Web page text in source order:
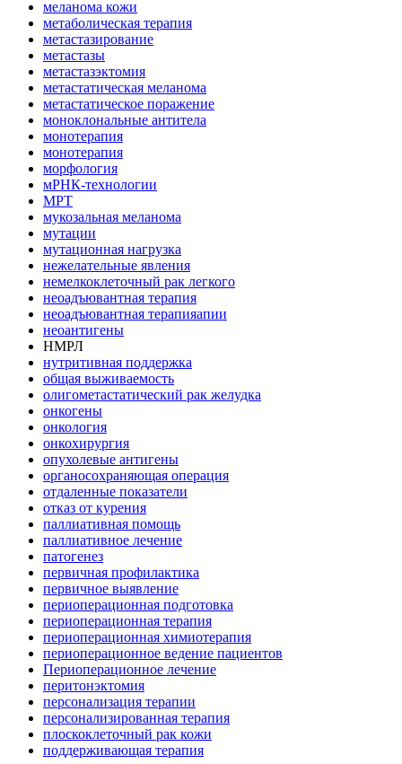
меланома кожи
метаболическая терапия
метастазирование
метастазы
метастазэктомия
метастатическая меланома
метастатическое поражение
моноклональные антитела
монотерапия
монотерапия
морфология
мРНК-технологии
МРТ
мукозальная меланома
мутации
мутационная нагрузка
нежелательные явления
немелкоклеточный рак легкого
неоадъювантная терапия
неоадъювантная терапияапии
неоантигены
НМРЛ
нутритивная поддержка
общая выживаемость
олигометастатический рак желудка
онкогены
онкология
онкохирургия
опухолевые антигены
органосохраняющая операция
отдаленные показатели
отказ от курения
паллиативная помощь
паллиативное лечение
патогенез
первичная профилактика
первичное выявление
периоперационная подготовка
периоперационная терапия
периоперационная химиотерапия
периоперационное ведение пациентов
Периоперационное лечение
перитонэктомия
персонализация терапии
персонализированная терапия
плоскоклеточный рак кожи
поддерживающая терапия